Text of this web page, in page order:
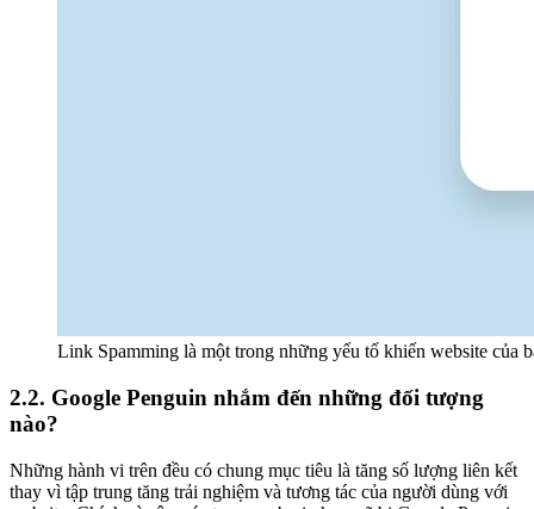
Link Spamming là một trong những yếu tố khiến website của
2.2. Google Penguin nhắm đến những đối tượng
nào?
Những hành vi trên đều có chung mục tiêu là tăng số lượng liên kết
thay vì tập trung tăng trải nghiệm và tương tác của người dùng với